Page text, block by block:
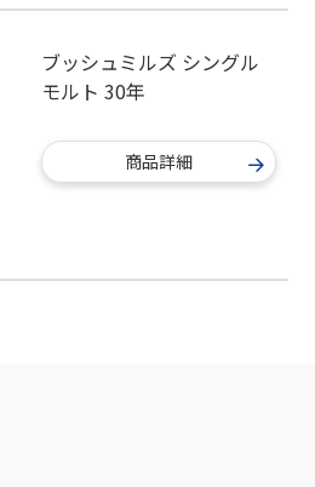
ブッシュミルズ シングル
モルト 30年
商品詳細